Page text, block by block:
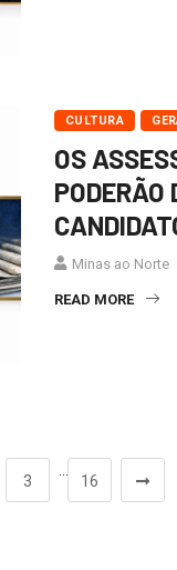
CULTURA
OS
PODERÃO
Minas ao Norte
READ MORE
3 16